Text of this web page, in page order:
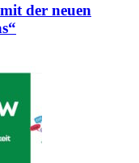
der neuen